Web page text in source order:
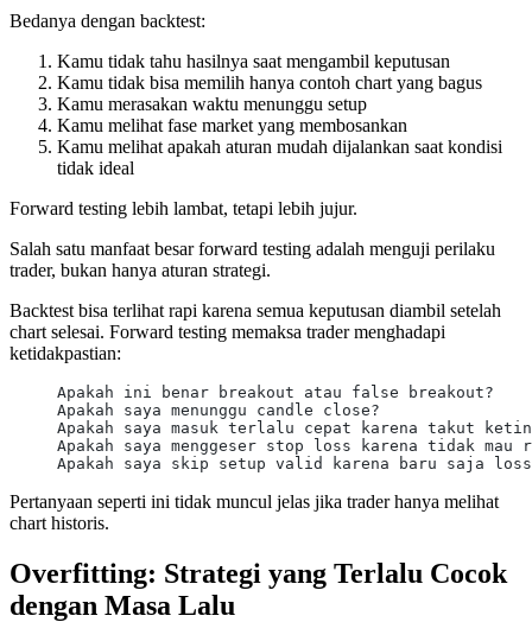
Bedanya dengan backtest:
Kamu tidak tahu hasilnya saat mengambil keputusan
Kamu tidak bisa memilih hanya contoh chart yang bagus
Kamu merasakan waktu menunggu setup
Kamu melihat fase market yang membosankan
Kamu melihat apakah aturan mudah dijalankan saat kondisi
tidak ideal
Forward testing lebih lambat, tetapi lebih jujur.
Salah satu manfaat besar forward testing adalah menguji perilaku
trader, bukan hanya aturan strategi.
Backtest bisa terlihat rapi karena semua keputusan diambil setelah
chart selesai. Forward testing memaksa trader menghadapi
ketidakpastian:
Apakah ini benar breakout atau false breakout?
Apakah saya menunggu candle close?
Apakah saya masuk terlalu cepat karena takut
Apakah saya menggeser stop loss karena tidak mau
Apakah saya skip setup valid karena baru saja
Pertanyaan seperti ini tidak muncul jelas jika trader hanya melihat
chart historis.
Overfitting: Strategi yang Terlalu Cocok
dengan Masa Lalu